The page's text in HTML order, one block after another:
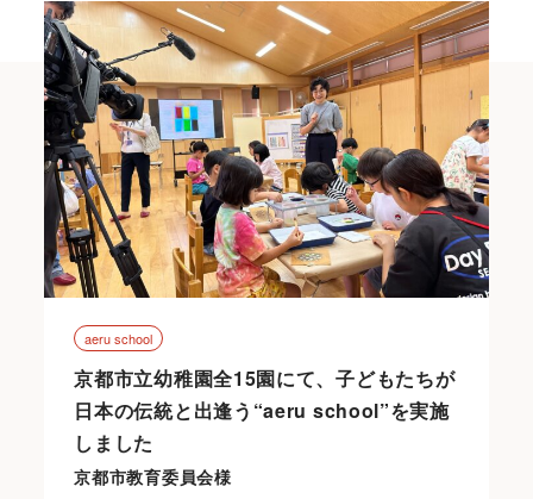
aeru school
京都市立幼稚園全15園にて、子どもたちが
日本の伝統と出逢う“aeru school”を実施
しました
京都市教育委員会様